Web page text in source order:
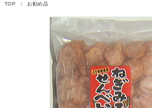
TOP お勧め品